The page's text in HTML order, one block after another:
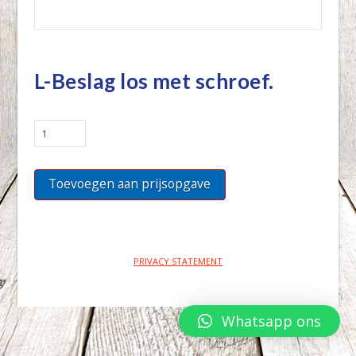
L-Beslag los met schroef.
Beslag
met
schroef.
Toevoegen aan prijsopgave
PRIVACY STATEMENT
Whatsapp ons